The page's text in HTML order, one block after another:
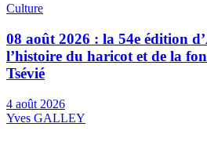
Culture
08 août 2026 : la 54e édition
l’histoire du haricot et de la
Tsévié
4 août 2026
Yves GALLEY